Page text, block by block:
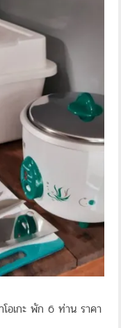
อเกะ พัก 6 ท่าน ราคา